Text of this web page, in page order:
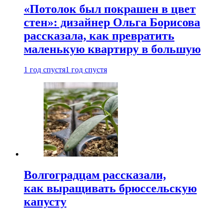
«Потолок был покрашен в цвет
стен»: дизайнер Ольга Борисова
рассказала, как превратить
маленькую квартиру в большую
1 год спустя1 год спустя
Волгоградцам рассказали,
как выращивать брюссельскую
капусту